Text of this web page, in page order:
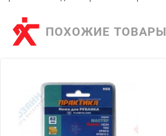
ПОХОЖИЕ ТОВАРЫ